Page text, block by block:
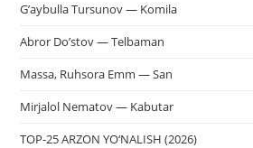
G’aybulla Tursunov — Komila
Abror Do’stov — Telbaman
Massa, Ruhsora Emm — San
Mirjalol Nematov — Kabutar
TOP-25 ARZON YO‘NALISH (2026)